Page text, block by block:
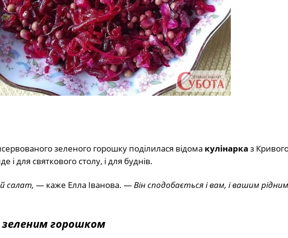
зеленого горошку поділилася відома кулінарка з
і для святкового столу, і для буднів.
салат, — каже Елла Іванова. — Він сподобається і вам, і вашим рідним
зеленим горошком